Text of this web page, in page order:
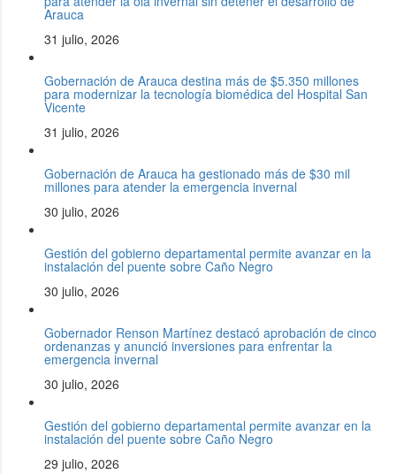
Arauca
31 julio, 2026
Gobernación de Arauca destina más de $5.350 millones
para modernizar la tecnología biomédica del Hospital San
Vicente
31 julio, 2026
Gobernación de Arauca ha gestionado más de $30 mil
millones para atender la emergencia invernal
30 julio, 2026
Gestión del gobierno departamental permite avanzar en la
instalación del puente sobre Caño Negro
30 julio, 2026
Gobernador Renson Martínez destacó aprobación de cinco
ordenanzas y anunció inversiones para enfrentar la
emergencia invernal
30 julio, 2026
Gestión del gobierno departamental permite avanzar en la
instalación del puente sobre Caño Negro
29 julio, 2026